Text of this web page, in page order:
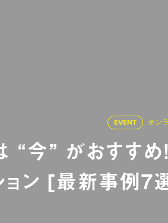
EVENT オン
“今” がおすすめ！
ョン [最新事例7